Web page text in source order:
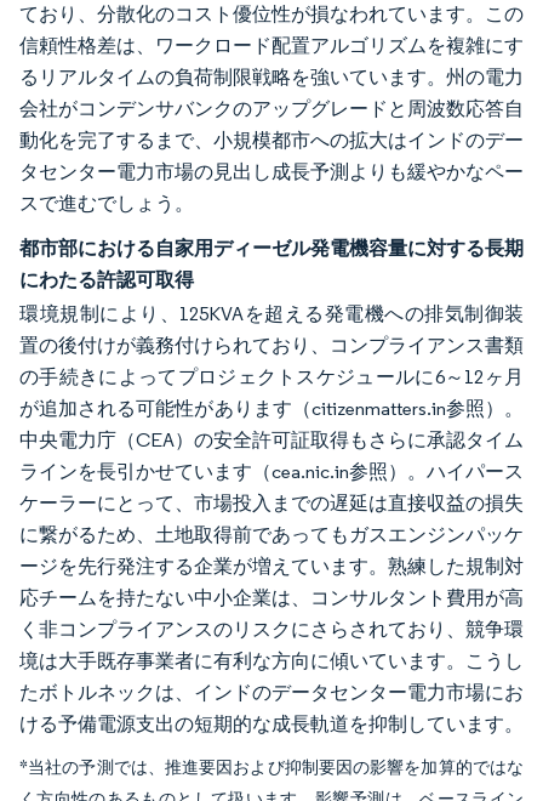
ており、分散化のコスト優位性が損なわれています。この
信頼性格差は、ワークロード配置アルゴリズムを複雑にす
るリアルタイムの負荷制限戦略を強いています。州の電力
会社がコンデンサバンクのアップグレードと周波数応答自
動化を完了するまで、小規模都市への拡大はインドのデー
タセンター電力市場の見出し成長予測よりも緩やかなペー
スで進むでしょう。
都市部における自家用ディーゼル発電機容量に対する長期
にわたる許認可取得
環境規制により、125KVAを超える発電機への排気制御装
置の後付けが義務付けられており、コンプライアンス書類
の手続きによってプロジェクトスケジュールに6～12ヶ月
が追加される可能性があります（citizenmatters.in参照）。
中央電力庁（CEA）の安全許可証取得もさらに承認タイム
ラインを長引かせています（cea.nic.in参照）。ハイパース
ケーラーにとって、市場投入までの遅延は直接収益の損失
に繋がるため、土地取得前であってもガスエンジンパッケ
ージを先行発注する企業が増えています。熟練した規制対
応チームを持たない中小企業は、コンサルタント費用が高
く非コンプライアンスのリスクにさらされており、競争環
境は大手既存事業者に有利な方向に傾いています。こうし
たボトルネックは、インドのデータセンター電力市場にお
ける予備電源支出の短期的な成長軌道を抑制しています。
*当社の予測では、推進要因および抑制要因の影響を加算的ではな